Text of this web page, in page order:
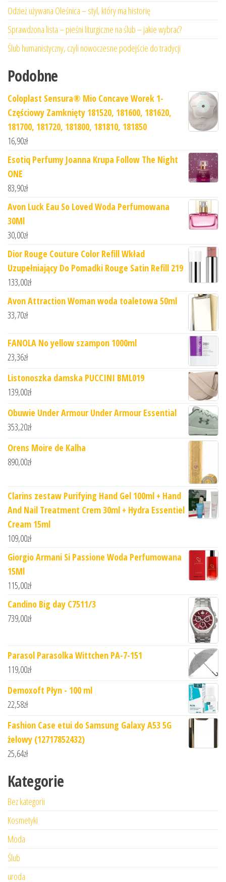
Odzież używana Oleśnica – styl, który ma historię
Sprawdzona lista – pieśni liturgiczne na ślub – jakie wybrać?
Ślub humanistyczny, czyli nowoczesne podejście do tradycji
Podobne
Coloplast Sensura® Mio Concave Worek 1-
Częściowy Zamknięty 181520, 181600, 181620,
181700, 181720, 181800, 181810, 181850
16,90zł
Esotiq Perfumy Joanna Krupa Follow The Night
ONE
83,90zł
Avon Luck Eau So Loved Woda Perfumowana
30Ml
30,00zł
Dior Rouge Couture Color Refill Wkład
Uzupełniający Do Pomadki Rouge Satin Refill 219
133,00zł
Avon Attraction Woman woda toaletowa 50ml
33,70zł
FANOLA No yellow szampon 1000ml
23,36zł
Listonoszka damska PUCCINI BML019
139,00zł
Obuwie Under Armour Under Armour Essential
353,20zł
Orens Moire de Kalha
890,00zł
Clarins zestaw Purifying Hand Gel 100ml + Hand
And Nail Treatment Crem 30ml + Hydra Essentiel
Cream 15ml
109,00zł
Giorgio Armani Si Passione Woda Perfumowana
15Ml
115,00zł
Candino Big day C7511/3
739,00zł
Parasol Parasolka Wittchen PA-7-151
119,00zł
Demoxoft Płyn - 100 ml
22,58zł
Fashion Case etui do Samsung Galaxy A53 5G
żelowy (12717852432)
25,64zł
Kategorie
Bez kategorii
Kosmetyki
Moda
Ślub
uroda